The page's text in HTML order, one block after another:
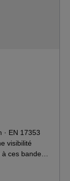
· EN 17353
ces bandes